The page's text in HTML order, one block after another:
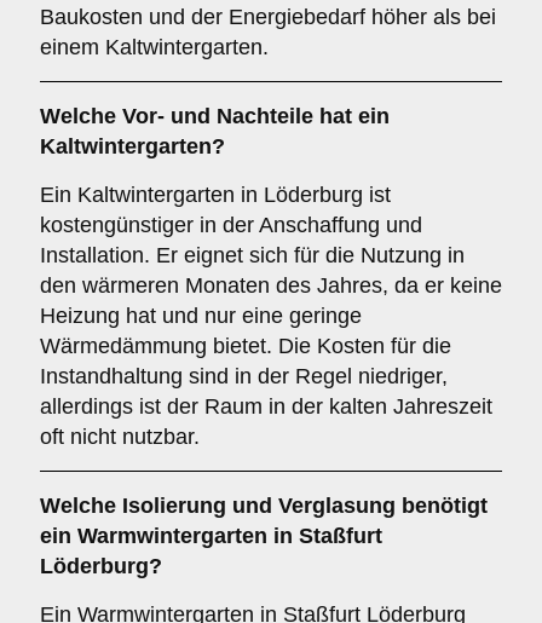
Baukosten und der Energiebedarf höher als bei
einem Kaltwintergarten.
Welche Vor- und Nachteile hat ein
Kaltwintergarten?
Ein Kaltwintergarten in Löderburg ist
kostengünstiger in der Anschaffung und
Installation. Er eignet sich für die Nutzung in
den wärmeren Monaten des Jahres, da er keine
Heizung hat und nur eine geringe
Wärmedämmung bietet. Die Kosten für die
Instandhaltung sind in der Regel niedriger,
allerdings ist der Raum in der kalten Jahreszeit
oft nicht nutzbar.
Welche Isolierung und Verglasung benötigt
ein Warmwintergarten in Staßfurt
Löderburg?
Ein Warmwintergarten in Staßfurt Löderburg